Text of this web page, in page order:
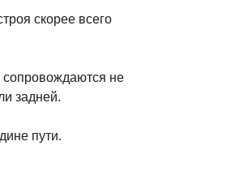
скорее всего
не
задней.
пути.